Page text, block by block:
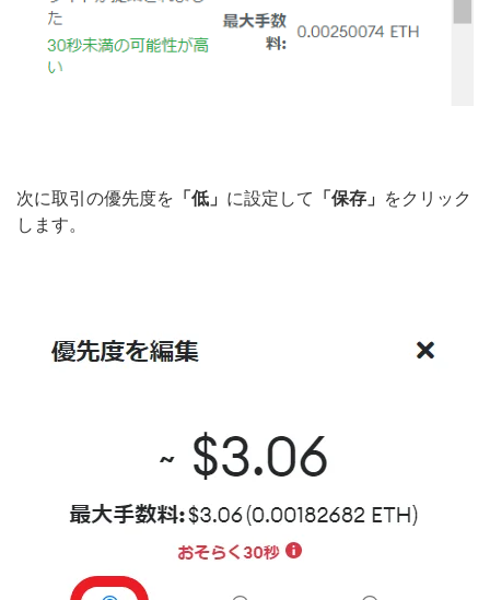
次に取引の優先度を 「低」 に設定して 「保存」 をクリック
します。